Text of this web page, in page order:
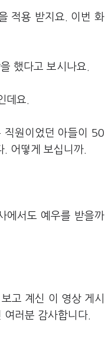
적용 받지요. 이번 화
했다고 보시나요.
데요.
직원이었던 아들이 50
어떻게 보십니까.
에서도 예우를 받을까
고 계신 이 영상 게시
러분 감사합니다.